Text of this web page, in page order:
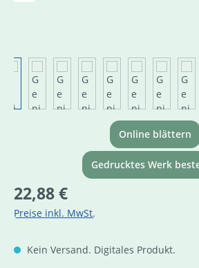
Online blättern
Gedrucktes Werk
Regulärer Preis:
22,88 €
Preise inkl. MwSt.
Kein Versand. Digitales Produkt.